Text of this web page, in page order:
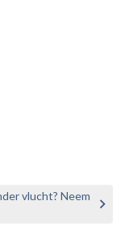
vlucht? Neem